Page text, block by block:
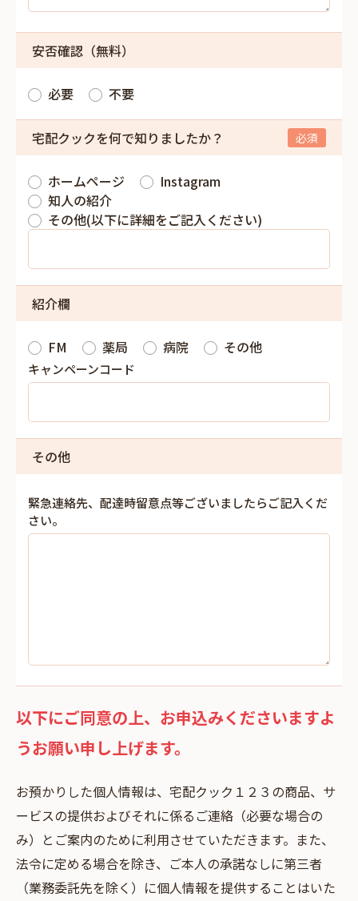
安否確認（無料）
必要 不要
宅配クックを何で知りましたか？
ホームページ
Instagram
知人の紹介
その他(以下に詳細をご記入ください)
紹介欄
FM 薬局 病院 その他
キャンペーンコード
その他
緊急連絡先、配達時留意点等ございましたらご記入くだ
さい。
以下にご同意の上、お申込みくださいますよ
うお願い申し上げます。
お預かりした個⼈情報は、宅配クック１２３の商品、サ
ービスの提供およびそれに係るご連絡（必要な場合の
み）とご案内のために利⽤させていただきます。また、
法令に定める場合を除き、ご本⼈の承諾なしに第三者
（業務委託先を除く）に個⼈情報を提供することはいた